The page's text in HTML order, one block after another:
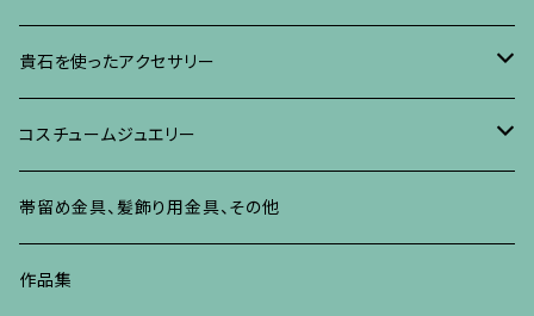
ブレスレット、その他
イヤリング、ピアス
ブローチ
イヤリング、ピアス
朴の木やポプラに蒔絵のアクセサリー
ブローチ
イヤリング・ピアス
その他の蒔絵のアクセサリー
ネックレス、ペンダント
リング
ブレスレット、バングル、その他
イヤリング、ピアス
ネックレス、ペンダント
リング
ブレスレット、バングル、その他
ブローチ
イヤリング、ピアス
ネックレス、ペンダント
ブレスレット、その他
貴石を使ったアクセサリー
ブローチ
イヤリング、ピアス
ネックレス、ペンダント
コスチュームジュエリー
ブローチ
イヤリング、ピアス
帯留め金具、髪飾り用金具、その他
作品集